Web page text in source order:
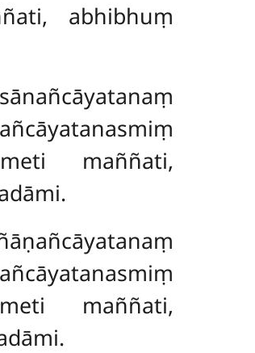
abhibhuṃ
maññati,
maññati,